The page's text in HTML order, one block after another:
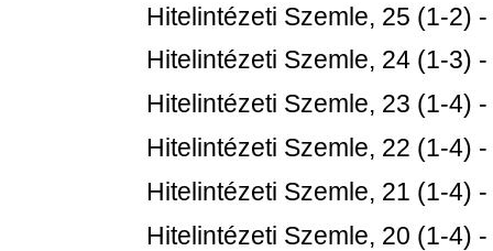
Hitelintézeti Szemle, 25 (1-2) -
Hitelintézeti Szemle, 24 (1-3) -
Hitelintézeti Szemle, 23 (1-4) -
Hitelintézeti Szemle, 22 (1-4) -
Hitelintézeti Szemle, 21 (1-4) -
Hitelintézeti Szemle, 20 (1-4) -